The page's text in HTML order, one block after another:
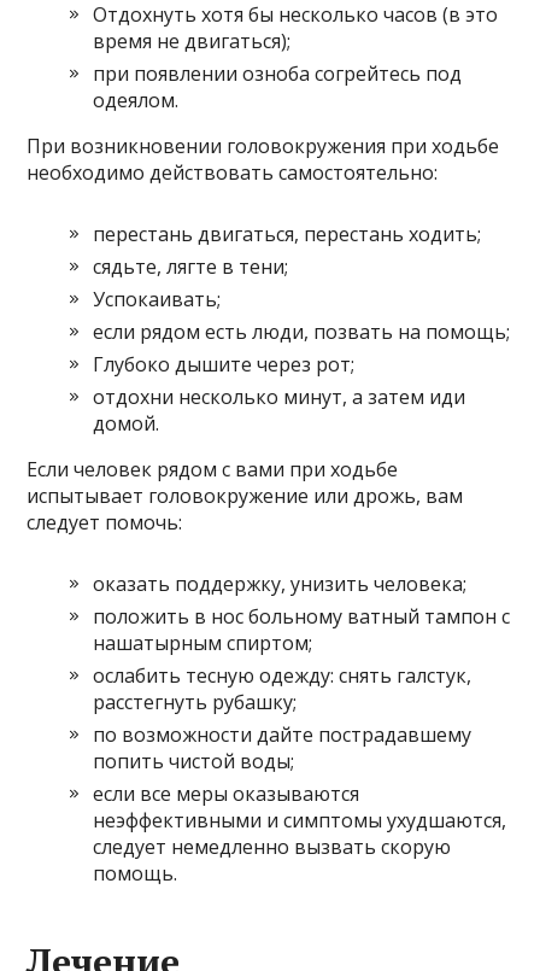
Отдохнуть хотя бы несколько часов (в это
время не двигаться);
при появлении озноба согрейтесь под
одеялом.
При возникновении головокружения при ходьбе
необходимо действовать самостоятельно:
перестань двигаться, перестань ходить;
сядьте, лягте в тени;
Успокаивать;
если рядом есть люди, позвать на помощь;
Глубоко дышите через рот;
отдохни несколько минут, а затем иди
домой.
Если человек рядом с вами при ходьбе
испытывает головокружение или дрожь, вам
следует помочь:
оказать поддержку, унизить человека;
положить в нос больному ватный тампон с
нашатырным спиртом;
ослабить тесную одежду: снять галстук,
расстегнуть рубашку;
по возможности дайте пострадавшему
попить чистой воды;
если все меры оказываются
неэффективными и симптомы ухудшаются,
следует немедленно вызвать скорую
помощь.